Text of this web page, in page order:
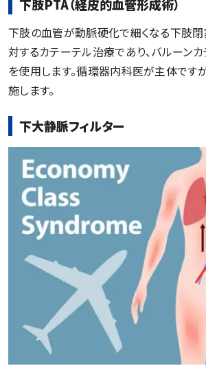
下肢PTA（経皮的血管形成術）
下肢の血管が動脈硬化で細くなる下肢
対するカテーテル治療であり、バルーン
を使用します。循環器内科医が主体です
施します。
下大静脈フィルター